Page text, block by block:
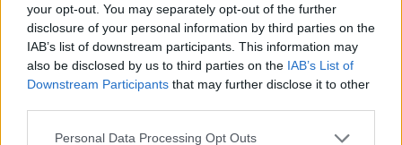
your opt-out. You may separately opt-out of the further
disclosure of your personal information by third parties on the
IAB’s list of downstream participants. This information may
also be disclosed by us to third parties on the IAB’s List of
Downstream Participants that may further disclose it to other
Personal Data Processing Opt Outs
Reconquista leonesa
Por Carlos Miranda
Clara Campoamor: Mi sueño,
mi pesadilla